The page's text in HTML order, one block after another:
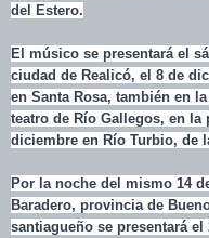
del Estero.
El músico se presentará el
ciudad de Realicó, el 8 de
en Santa Rosa, también en
teatro de Río Gallegos, en la
diciembre en Río Turbio, de
Por la noche del mismo 14
Baradero, provincia de
santiagueño se presentará